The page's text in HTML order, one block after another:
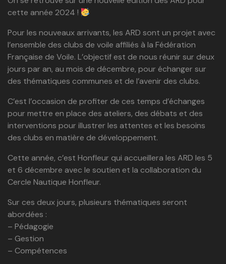
cette année 2024 !
Pour les nouveaux arrivants, les ARD sont un projet avec
l’ensemble des clubs de voile affiliés à la Fédération
Française de Voile. L’objectif est de nous réunir sur deux
jours par an, au mois de décembre, pour échanger sur
des thématiques communes et de l’avenir des clubs.
C’est l’occasion de profiter de ces temps d’échanges
pour mettre en place des ateliers, des débats et des
interventions pour illustrer les attentes et les besoins
des clubs en matière de développement.
Cette année, c’est Honfleur qui accueillera les ARD les 5
et 6 décembre avec le soutien et la collaboration du
Cercle Nautique Honfleur.
Sur ces deux jours, plusieurs thématiques seront
abordées :
– Pédagogie
– Gestion
– Compétences